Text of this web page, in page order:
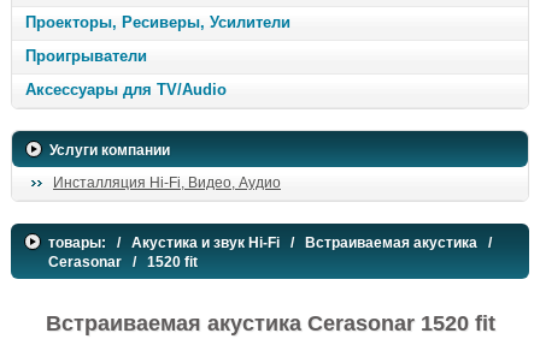
Проекторы, Ресиверы, Усилители
Проигрыватели
Аксессуары для TV/Audio
Услуги компании
Инсталляция Hi-Fi, Видео, Аудио
товары: / Акустика и звук Hi-Fi / Встраиваемая акустика /
Cerasonar / 1520 fit
Встраиваемая акустика Cerasonar 1520 fit